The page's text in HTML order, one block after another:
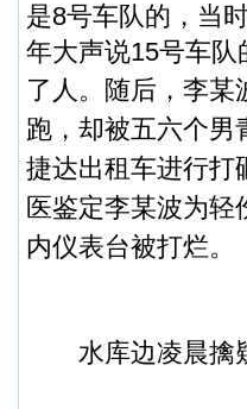
是8号车队的，当
年大声说15号车
了人。 随后，李某
跑，却被五六个男
捷达出租车进行打
医鉴定李某波为
内仪表台被打烂。
水库边凌晨擒